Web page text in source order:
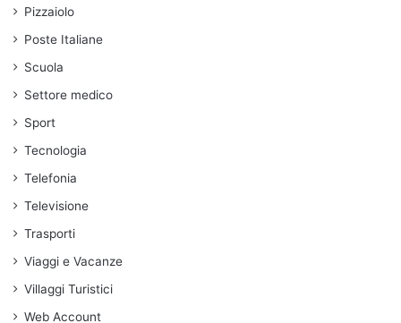
Pizzaiolo
Poste Italiane
Scuola
Settore medico
Sport
Tecnologia
Telefonia
Televisione
Trasporti
Viaggi e Vacanze
Villaggi Turistici
Web Account